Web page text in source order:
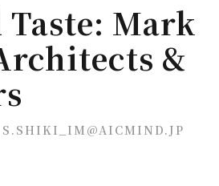
Taste: Mark
&
S.SHIKI_IM@AICMIND.JP